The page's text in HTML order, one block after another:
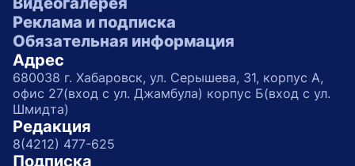
Реклама и подписка
Обязательная информация
Адрес
680038 г. Хабаровск, ул. Серышева, 31, корпус А,
офис 27(вход с ул. Джамбула) корпус Б(вход с ул.
Шмидта)
Редакция
8(4212) 477-625
Подписка